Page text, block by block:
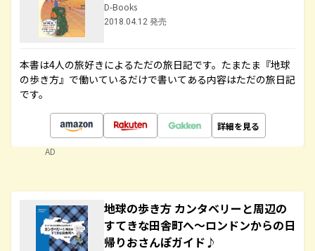
D-Books
2018.04.12 発売
本書は4人の旅好きによるただの旅日記です。たまたま『地球
の歩き方』で働いているだけで書いてある内容はただの旅日記
です。
詳細を見る
AD
地球の歩き方 カンタベリーと周辺の
すてきな田舎町へ～ロンドンからの日
帰りおさんぽガイド♪